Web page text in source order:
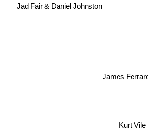
James Ferraro
Jad Fair & Daniel Johnston
Kurt Vile